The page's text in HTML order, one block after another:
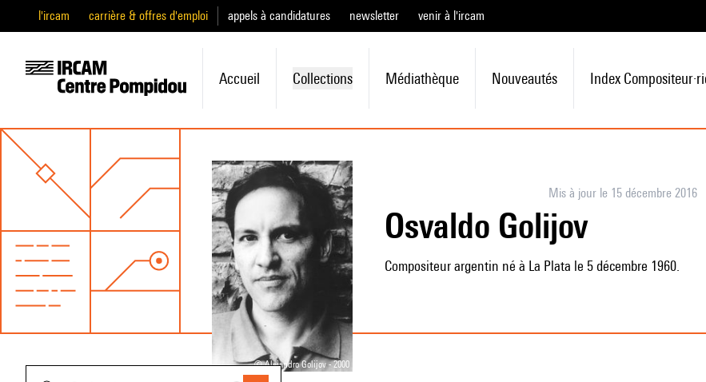
l'ircam carrière & offres d'emploi appels à candidatures newsletter venir à l'ircam
Accueil Collections Médiathèque Nouveautés Index
© Alejandro Golijov - 2000
Mis à jour le 15 décembre 2016
Osvaldo Golijov
Compositeur argentin né à La Plata le 5 décembre 1960.